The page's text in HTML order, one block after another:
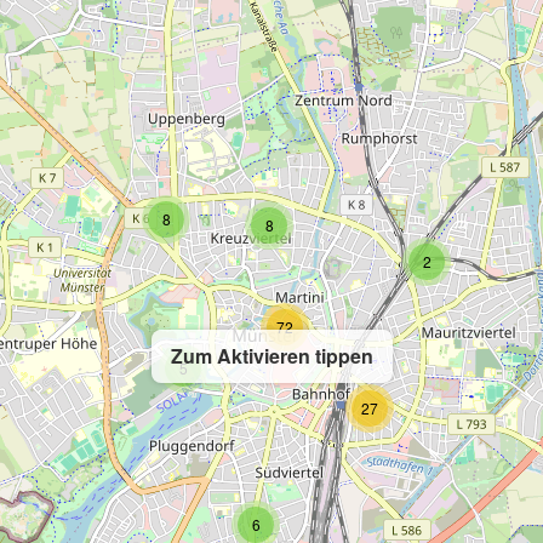
Zum Aktivieren tippen
2
8
6
8
27
5
72